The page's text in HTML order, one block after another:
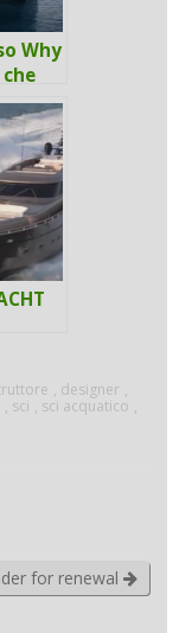
Why
che
, designer ,
, sci , sci acquatico ,
for renewal